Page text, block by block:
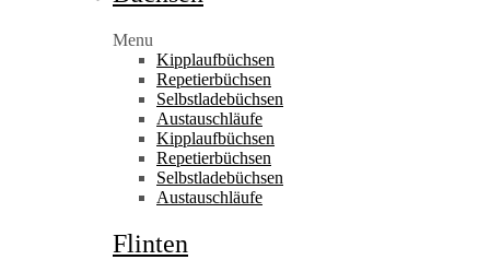
Menu
Kipplaufbüchsen
Repetierbüchsen
Selbstladebüchsen
Austauschläufe
Kipplaufbüchsen
Repetierbüchsen
Selbstladebüchsen
Austauschläufe
Flinten